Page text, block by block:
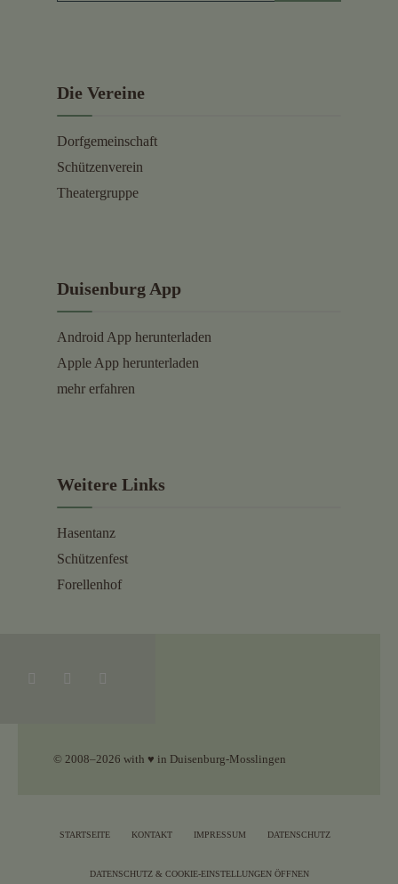
Die Vereine
Dorfgemeinschaft
Schützenverein
Theatergruppe
Duisenburg App
Android App herunterladen
Apple App herunterladen
mehr erfahren
Weitere Links
Hasentanz
Schützenfest
Forellenhof
© 2008–2026 with ♥ in Duisenburg-Mosslingen
STARTSEITE KONTAKT IMPRESSUM DATENSCHUTZ
DATENSCHUTZ & COOKIE-EINSTELLUNGEN ÖFFNEN